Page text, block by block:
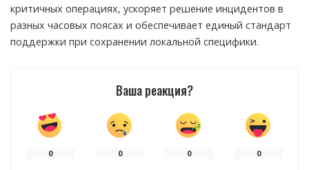
критичных операциях, ускоряет решение инцидентов в
разных часовых поясах и обеспечивает единый стандарт
поддержки при сохранении локальной специфики.
Ваша реакция?
0 0 0 0